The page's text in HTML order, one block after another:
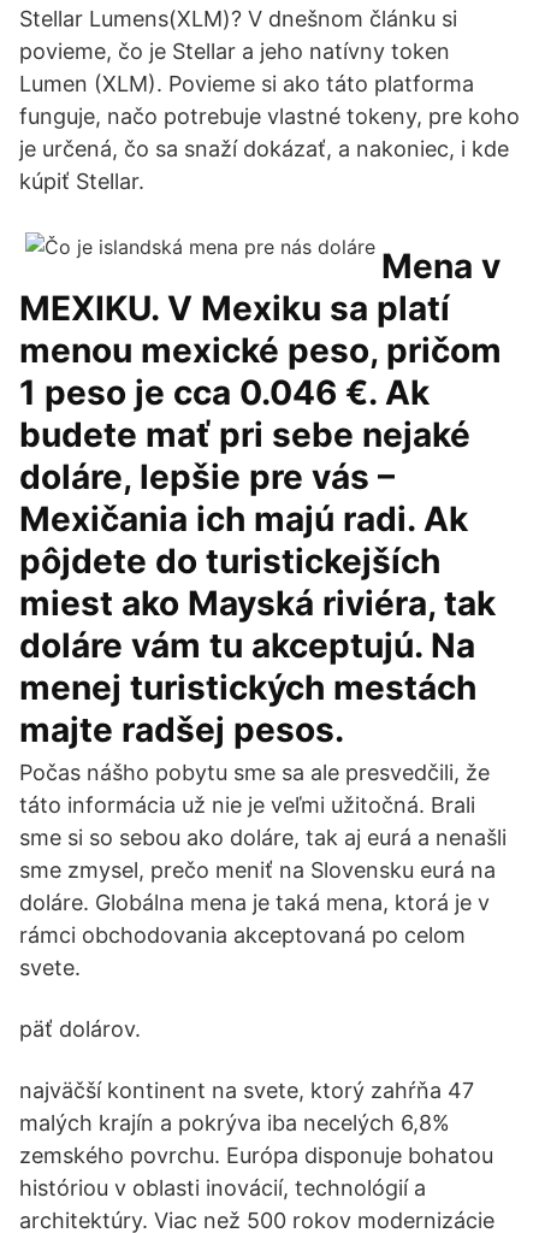
Stellar Lumens(XLM)? V dnešnom článku si
povieme, čo je Stellar a jeho natívny token
Lumen (XLM). Povieme si ako táto platforma
funguje, načo potrebuje vlastné tokeny, pre koho
je určená, čo sa snaží dokázať, a nakoniec, i kde
kúpiť Stellar.
Mena v
MEXIKU. V Mexiku sa platí
menou mexické peso, pričom
1 peso je cca 0.046 €. Ak
budete mať pri sebe nejaké
doláre, lepšie pre vás –
Mexičania ich majú radi. Ak
pôjdete do turistickejších
miest ako Mayská riviéra, tak
doláre vám tu akceptujú. Na
menej turistických mestách
majte radšej pesos.
Počas nášho pobytu sme sa ale presvedčili, že
táto informácia už nie je veľmi užitočná. Brali
sme si so sebou ako doláre, tak aj eurá a nenašli
sme zmysel, prečo meniť na Slovensku eurá na
doláre. Globálna mena je taká mena, ktorá je v
rámci obchodovania akceptovaná po celom
svete.
päť dolárov.
najväčší kontinent na svete, ktorý zahŕňa 47
malých krajín a pokrýva iba necelých 6,8%
zemského povrchu. Európa disponuje bohatou
históriou v oblasti inovácií, technológií a
architektúry. Viac než 500 rokov modernizácie